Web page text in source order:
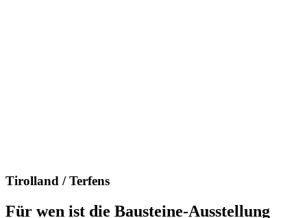
Tirolland / Terfens
Für wen ist die Bausteine-Ausstellung